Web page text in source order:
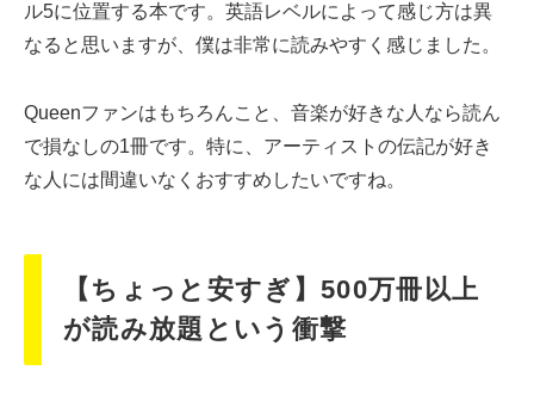
ル5に位置する本です。英語レベルによって感じ方は異
なると思いますが、僕は非常に読みやすく感じました。
Queenファンはもちろんこと、音楽が好きな人なら読ん
で損なしの1冊です。特に、アーティストの伝記が好き
な人には間違いなくおすすめしたいですね。
【ちょっと安すぎ】500万冊以上
が読み放題という衝撃